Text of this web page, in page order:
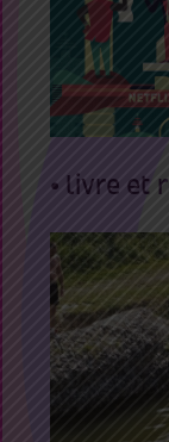
fresque
• livre et
27 Mai
Coquard